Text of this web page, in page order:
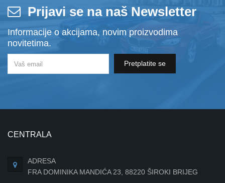
Prijavi se na naš Newsletter
Informacije o akcijama, novim proizvodima
novitetima.
Pretplatite se
CENTRALA
ADRESA
FRA DOMINIKA MANDIĆA 23, 88220 ŠIROKI BRIJEG